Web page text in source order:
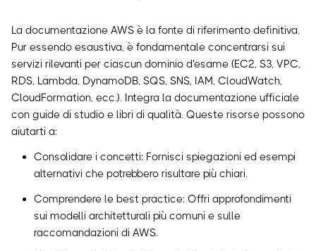
La documentazione AWS è la fonte di riferimento definitiva.
Pur essendo esaustiva, è fondamentale concentrarsi sui
servizi rilevanti per ciascun dominio d'esame (EC2, S3, VPC,
RDS, Lambda, DynamoDB, SQS, SNS, IAM, CloudWatch,
CloudFormation, ecc.). Integra la documentazione ufficiale
con guide di studio e libri di qualità. Queste risorse possono
aiutarti a:
Consolidare i concetti: Fornisci spiegazioni ed esempi
alternativi che potrebbero risultare più chiari.
Comprendere le best practice: Offri approfondimenti
sui modelli architetturali più comuni e sulle
raccomandazioni di AWS.